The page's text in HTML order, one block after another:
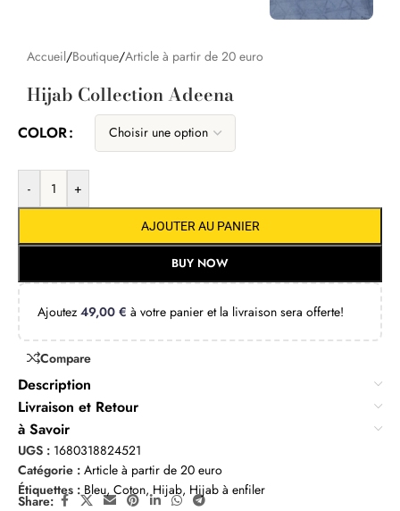
Accueil/Boutique/Article à partir de 20 euro
Hijab Collection Adeena
COLOR
- +
AJOUTER AU PANIER
BUY NOW
Ajoutez 49,00 € à votre panier et la livraison sera offerte!
Compare
Description
Livraison et Retour
à Savoir
UGS : 1680318824521
Catégorie : Article à partir de 20 euro
Étiquettes : Bleu, Coton, Hijab, Hijab à enfiler
Share: